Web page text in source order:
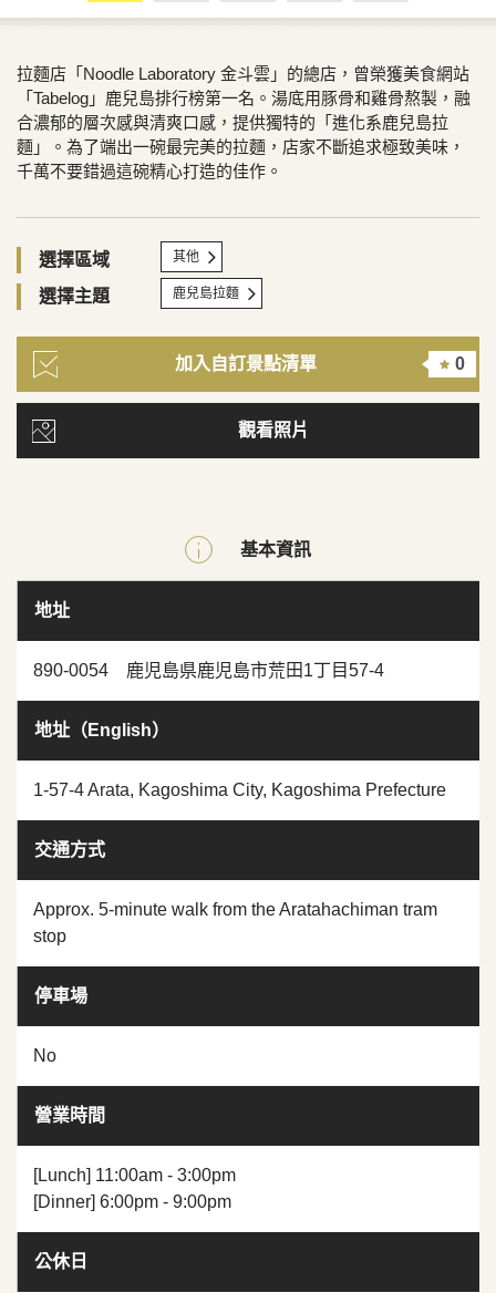
拉麵店「Noodle Laboratory 金斗雲」的總店，曾榮獲美食網站
「Tabelog」鹿兒島排行榜第一名。湯底用豚骨和雞骨熬製，融
合濃郁的層次感與清爽口感，提供獨特的「進化系鹿兒島拉
麵」。為了端出一碗最完美的拉麵，店家不斷追求極致美味，
千萬不要錯過這碗精心打造的佳作。
選擇區域 其他
選擇主題 鹿兒島拉麵
加入自訂景點清單 0
觀看照片
基本資訊
地址
890-0054 鹿児島県鹿児島市荒田1丁目57-4
地址（English）
1-57-4 Arata, Kagoshima City, Kagoshima Prefecture
交通方式
Approx. 5-minute walk from the Aratahachiman tram
stop
停車場
No
營業時間
[Lunch] 11:00am - 3:00pm
[Dinner] 6:00pm - 9:00pm
公休日